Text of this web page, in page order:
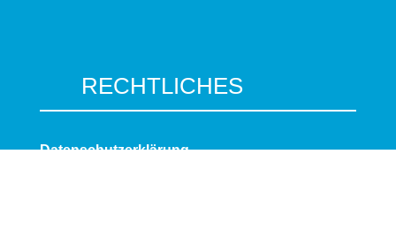
RECHTLICHES
Datenschutzerklärung